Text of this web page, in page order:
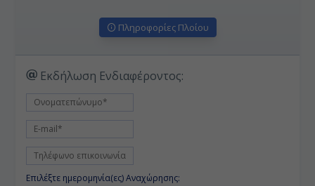
Πληροφορίες Πλοίου
Εκδήλωση Ενδιαφέροντος:
Επιλέξτε ημερομηνία(ες) Αναχώρησης: